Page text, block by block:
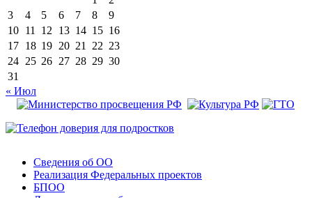
3
4 5 6 7 8
9
10 11 12 13 14 15 16
17 18 19 20 21 22 23
24 25 26 27 28 29 30
31
« Июл
Сведения об ОО
Реализация Федеральных проектов
БПОО